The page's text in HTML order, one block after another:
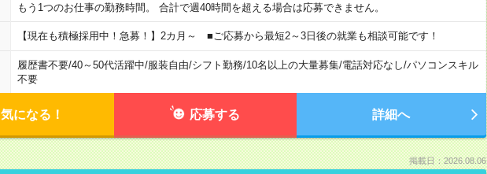
もう1つのお仕事の勤務時間。 合計で週40時間を超える場合は応募できません。
【現在も積極採用中！急募！】2カ月～ ■ご応募から最短2～3日後の就業も相談可能です！
履歴書不要/40～50代活躍中/服装自由/シフト勤務/10名以上の大量募集/電話対応なし/パソコンスキル
不要
気になる！ 応募する 詳細へ
掲載日：2026.08.06